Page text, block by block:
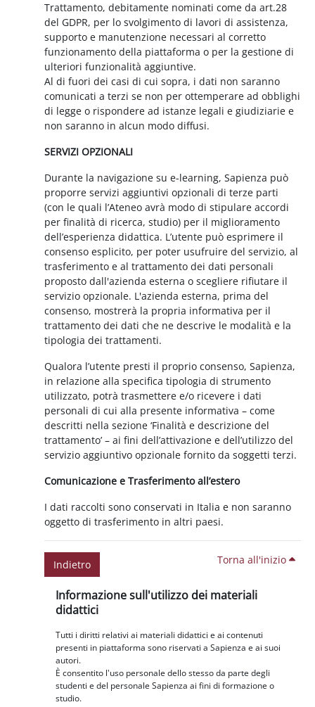
Trattamento, debitamente nominati come da art.28
del GDPR, per lo svolgimento di lavori di assistenza,
supporto e manutenzione necessari al corretto
funzionamento della piattaforma o per la gestione di
ulteriori funzionalità aggiuntive.
Al di fuori dei casi di cui sopra, i dati non saranno
comunicati a terzi se non per ottemperare ad obblighi
di legge o rispondere ad istanze legali e giudiziarie e
non saranno in alcun modo diffusi.
SERVIZI OPZIONALI
Durante la navigazione su e-learning, Sapienza può
proporre servizi aggiuntivi opzionali di terze parti
(con le quali l’Ateneo avrà modo di stipulare accordi
per finalità di ricerca, studio) per il miglioramento
dell’esperienza didattica. L’utente può esprimere il
consenso esplicito, per poter usufruire del servizio, al
trasferimento e al trattamento dei dati personali
proposto dall'azienda esterna o scegliere rifiutare il
servizio opzionale. L'azienda esterna, prima del
consenso, mostrerà la propria informativa per il
trattamento dei dati che ne descrive le modalità e la
tipologia dei trattamenti.
Qualora l’utente presti il proprio consenso, Sapienza,
in relazione alla specifica tipologia di strumento
utilizzato, potrà trasmettere e/o ricevere i dati
personali di cui alla presente informativa – come
descritti nella sezione ‘Finalità e descrizione del
trattamento’ – ai fini dell’attivazione e dell’utilizzo del
servizio aggiuntivo opzionale fornito da soggetti terzi.
Comunicazione e Trasferimento all’estero
I dati raccolti sono conservati in Italia e non saranno
oggetto di trasferimento in altri paesi.
Indietro Torna all'inizio
Blocchi
Informazione sull'utilizzo dei materiali
didattici
Tutti i diritti relativi ai materiali didattici e ai contenuti
presenti in piattaforma sono riservati a Sapienza e ai suoi
autori.
È consentito l'uso personale dello stesso da parte degli
studenti e del personale Sapienza ai fini di formazione o
studio.